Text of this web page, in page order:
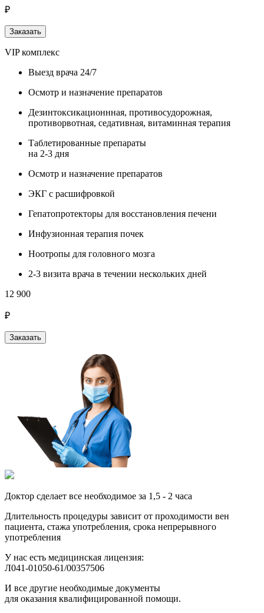
₽
Заказать
VIP комплекс
Выезд врача 24/7
Осмотр и назначение препаратов
Дезинтоксикационнная, противосудорожная,
противорвотная, седативная, витаминная терапия
Таблетированные препараты
на 2-3 дня
Осмотр и назначение препаратов
ЭКГ с расшифровкой
Гепатопротекторы для восстановления печени
Инфузионная терапия почек
Ноотропы для головного мозга
2-3 визита врача в течении нескольких дней
12 900
₽
Заказать
Доктор сделает все необходимое за 1,5 - 2 часа
Длительность процедуры зависит от проходимости вен
пациента, стажа употребления, срока непрерывного
употребления
У нас есть медицинская лицензия:
Л041-01050-61/00357506
И все другие необходимые документы
для оказания квалифицированной помощи.